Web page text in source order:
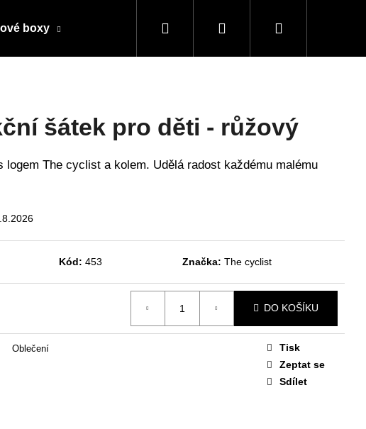
boxy Cyklodresy - předobjednávka
Hledat PřihlášeníNákupní
šátek pro děti - růžový
logem The cyclist a kolem. Udělá radost každému malému
Kód: 453 Značka: The cyclist
DO KOŠÍKU
Oblečení
Tisk
Zeptat se
Sdílet
THE CYCLIST - RŮŽOVÁ